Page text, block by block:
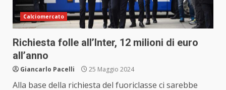
Calciomercato
Richiesta folle all’Inter, 12 milioni di euro
all’anno
Giancarlo Pacelli 25 Maggio 2024
Alla base della richiesta del fuoriclasse ci sarebbe